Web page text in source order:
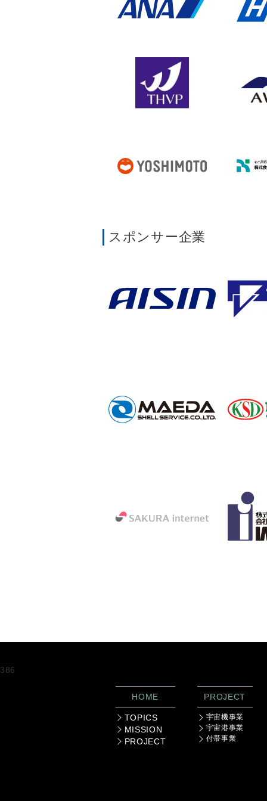
スポンサー企業
386
HOME
TOPICS
MISSION
PROJECT
PROJECT
宇宙機事業
宇宙港事業
付帯事業